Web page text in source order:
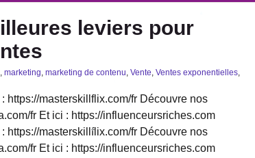
leviers pour
, marketing, marketing de contenu, Vente, Ventes exponentielles,
https://masterskillflix.com/fr Découvre nos
fr Et ici : https://influenceursriches.com
https://masterskillflix.com/fr Découvre nos
fr Et ici : https://influenceursriches.com